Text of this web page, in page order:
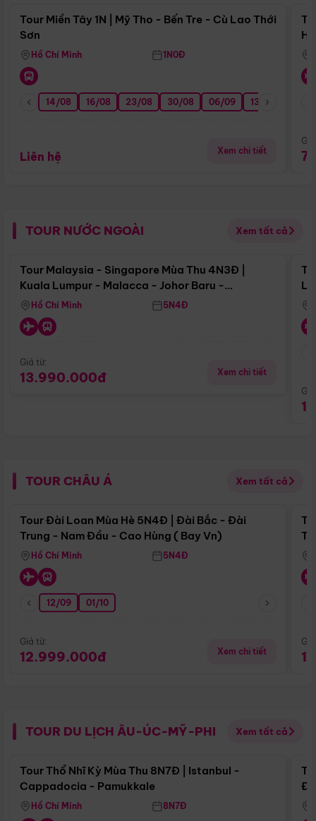
Tour Miền Tây 1N | Mỹ Tho - Bến Tre - Cù Lao Thới
Sơn
Hồ Chí Minh 1N0Đ
14/08 16/08 23/08 30/08 06/09 13/09
Liên hệ Xem chi tiết
TOUR NƯỚC NGOÀI Xem tất cả
Điểm nổi bật
Tour Malaysia - Singapore Mùa Thu 4N3Đ |
Kuala Lumpur - Malacca - Johor Baru -
Singapore
Hồ Chí Minh 5N4Đ
Giá từ:
13.990.000đ Xem chi tiết
TOUR CHÂU Á Xem tất cả
Điểm nổi bật
Tour Đài Loan Mùa Hè 5N4Đ | Đài Bắc - Đài
Trung - Nam Đầu - Cao Hùng ( Bay Vn)
Hồ Chí Minh 5N4Đ
12/09 01/10
Giá từ:
12.999.000đ Xem chi tiết
TOUR DU LỊCH ÂU-ÚC-MỸ-PHI Xem tất cả
Điểm nổi bật
Tour Thổ Nhĩ Kỳ Mùa Thu 8N7Đ | Istanbul -
Cappadocia - Pamukkale
Hồ Chí Minh 8N7Đ